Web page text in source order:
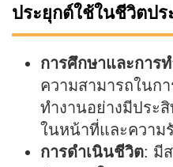
ประยุกต์ใช้ในชีวิตปร
การศึกษาและการ
ความสามารถในก
ทำงานอย่างมีประ
ในหน้าที่และความ
การดำเนินชีวิต: มี